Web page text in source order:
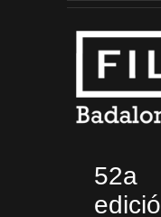
52a
edició